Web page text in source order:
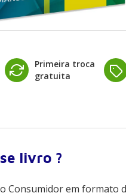
Primeira troca
gratuita
livro ?
Consumidor em